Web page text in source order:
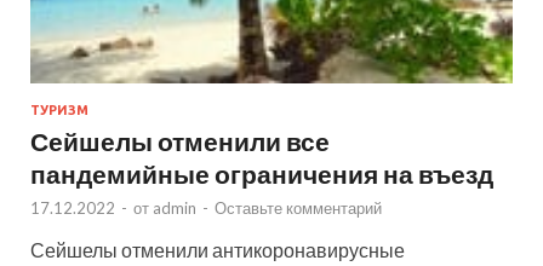
ТУРИЗМ
Сейшелы отменили все
пандемийные ограничения на въезд
17.12.2022 - от admin - Оставьте комментарий
Сейшелы отменили антикоронавирусные